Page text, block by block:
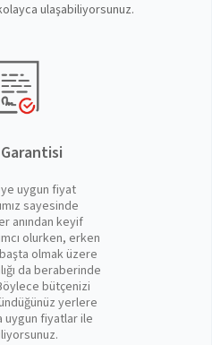
ulaşabiliyorsunuz.
uygun fiyat
sayesinde
anından keyif
olurken, erken
olmak üzere
da beraberinde
bütçenizi
yerlere
uygun fiyatlar ile